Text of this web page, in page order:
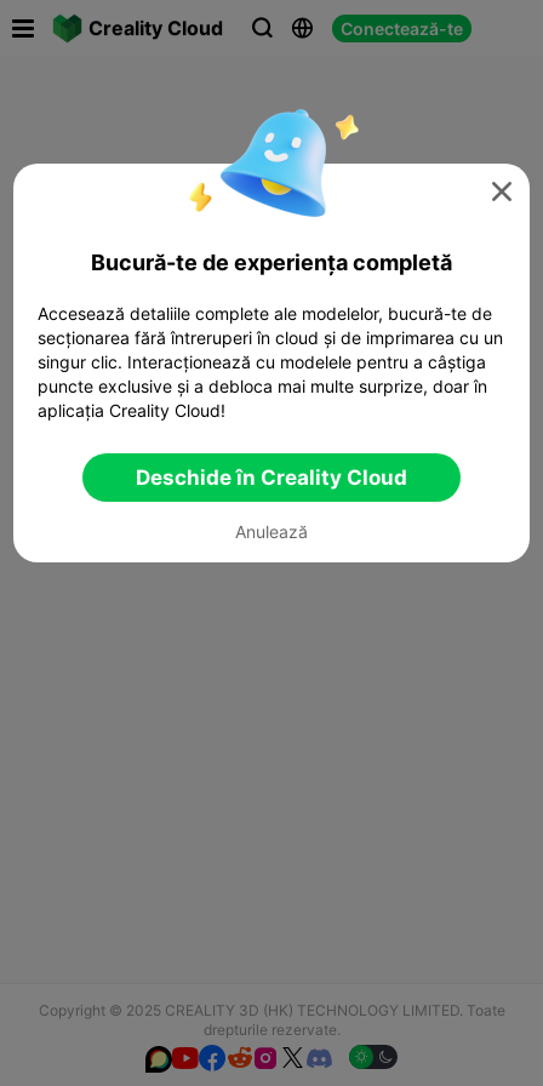
Creality Cloud   Conectează-te
Copyright © 2025 CREALITY 3D (HK) TECHNOLOGY LIMITED. Toate
drepturile rezervate.
  

Bucură-te de experiența completă
Accesează detaliile complete ale modelelor, bucură-te de
secționarea fără întreruperi în cloud și de imprimarea cu un
singur clic. Interacționează cu modelele pentru a câștiga
puncte exclusive și a debloca mai multe surprize, doar în
aplicația Creality Cloud!
Deschide în Creality Cloud
Anulează